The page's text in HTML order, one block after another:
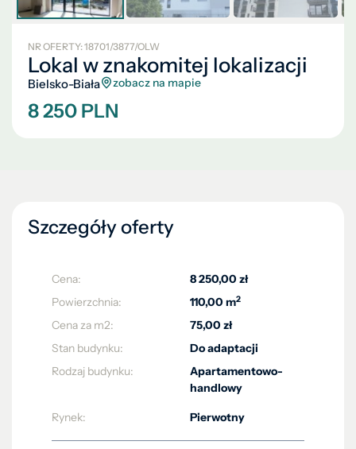
NR OFERTY: 18701/3877/OLW
Lokal w znakomitej lokalizacji
Bielsko-Biała zobacz na mapie
8 250 PLN
Szczegóły oferty
Cena:
8 250,00 zł
Powierzchnia:
110,00 m2
Cena za m2:
75,00 zł
Stan budynku:
Do adaptacji
Rodzaj budynku:
Apartamentowo-
handlowy
Rynek: Pierwotny